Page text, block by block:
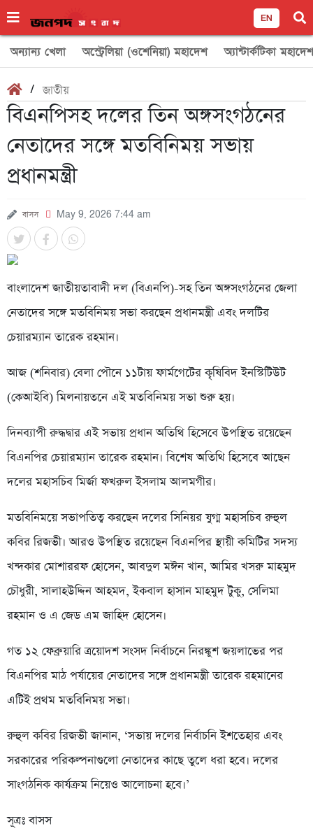
EN
অন্যান্য খেলা অস্ট্রেলিয়া (ওশেনিয়া) মহাদেশ অ্যান্টার্কটিকা মহাদেশ
/জাতীয়
বিএনপিসহ দলের তিন অঙ্গসংগঠনের
নেতাদের সঙ্গে মতবিনিময় সভায়
প্রধানমন্ত্রী
বাসস May 9, 2026 7:44 am
বাংলাদেশ জাতীয়তাবাদী দল (বিএনপি)-সহ তিন অঙ্গসংগঠনের জেলা
নেতাদের সঙ্গে মতবিনিময় সভা করছেন প্রধানমন্ত্রী এবং দলটির
চেয়ারম্যান তারেক রহমান।
আজ (শনিবার) বেলা পৌনে ১১টায় ফার্মগেটের কৃষিবিদ ইনস্টিটিউট
(কেআইবি) মিলনায়তনে এই মতবিনিময় সভা শুরু হয়।
দিনব্যাপী রুদ্ধদ্বার এই সভায় প্রধান অতিথি হিসেবে উপস্থিত রয়েছেন
বিএনপির চেয়ারম্যান তারেক রহমান। বিশেষ অতিথি হিসেবে আছেন
দলের মহাসচিব মির্জা ফখরুল ইসলাম আলমগীর।
মতবিনিময়ে সভাপতিত্ব করছেন দলের সিনিয়র যুগ্ম মহাসচিব রুহুল
কবির রিজভী। আরও উপস্থিত রয়েছেন বিএনপির স্থায়ী কমিটির সদস্য
খন্দকার মোশাররফ হোসেন, আবদুল মঈন খান, আমির খসরু মাহমুদ
চৌধুরী, সালাহউদ্দিন আহমদ, ইকবাল হাসান মাহমুদ টুকু, সেলিমা
রহমান ও এ জেড এম জাহিদ হোসেন।
গত ১২ ফেব্রুয়ারি ত্রয়োদশ সংসদ নির্বাচনে নিরঙ্কুশ জয়লাভের পর
বিএনপির মাঠ পর্যায়ের নেতাদের সঙ্গে প্রধানমন্ত্রী তারেক রহমানের
এটিই প্রথম মতবিনিময় সভা।
রুহুল কবির রিজভী জানান, ‘সভায় দলের নির্বাচনি ইশতেহার এবং
সরকারের পরিকল্পনাগুলো নেতাদের কাছে তুলে ধরা হবে। দলের
সাংগঠনিক কার্যক্রম নিয়েও আলোচনা হবে।’
সূত্রঃ বাসস